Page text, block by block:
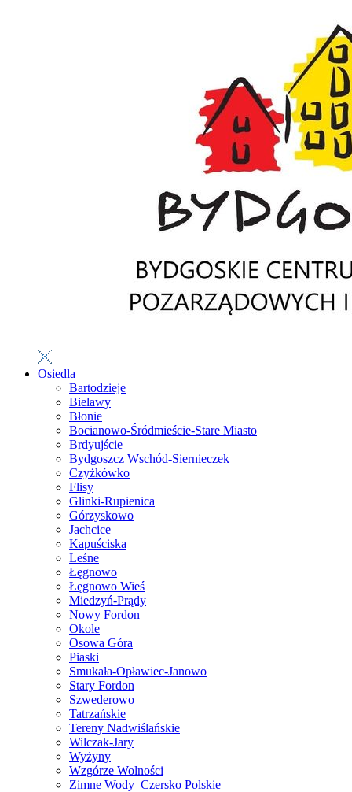
Osiedla
Bartodzieje
Bielawy
Błonie
Bocianowo-Śródmieście-Stare Miasto
Brdyujście
Bydgoszcz Wschód-Siernieczek
Czyżkówko
Flisy
Glinki-Rupienica
Górzyskowo
Jachcice
Kapuściska
Leśne
Łęgnowo
Łęgnowo Wieś
Miedzyń-Prądy
Nowy Fordon
Okole
Osowa Góra
Piaski
Smukała-Opławiec-Janowo
Stary Fordon
Szwederowo
Tatrzańskie
Tereny Nadwiślańskie
Wilczak-Jary
Wyżyny
Wzgórze Wolności
Zimne Wody–Czersko Polskie